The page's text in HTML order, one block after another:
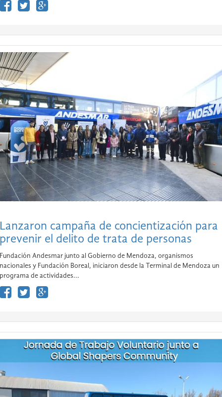
Lanzaron campaña de concientización para
prevenir el delito de trata de personas
Fundación Andesmar junto al Gobierno de Mendoza, organismos
nacionales y Fundación Boreal, iniciaron desde la Terminal de Mendoza un
programa de actividades...